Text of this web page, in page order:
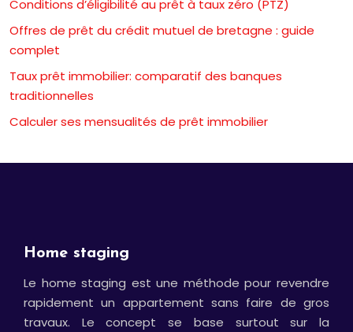
Conditions d’éligibilité au prêt à taux zéro (PTZ)
Offres de prêt du crédit mutuel de bretagne : guide
complet
Taux prêt immobilier: comparatif des banques
traditionnelles
Calculer ses mensualités de prêt immobilier
Home staging
Le home staging est une méthode pour revendre
rapidement un appartement sans faire de gros
travaux. Le concept se base surtout sur la